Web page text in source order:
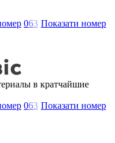
063 Показати номер
в кратчайшие
063 Показати номер